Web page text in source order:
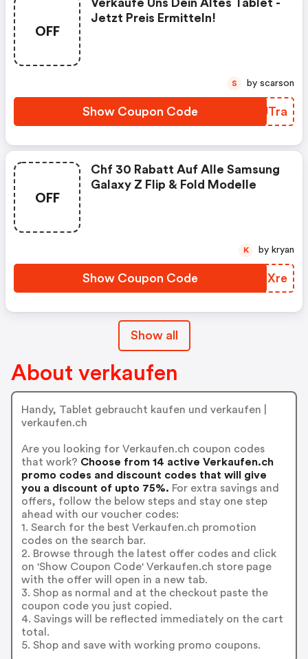
OFF
Verkaufe Uns Dein Altes Tablet -
Jetzt Preis Ermitteln!
Show Coupon Code UPJTra
S by scarson
OFF
Chf 30 Rabatt Auf Alle Samsung
Galaxy Z Flip & Fold Modelle
Show Coupon Code HYTXre
K by kryan
Show all
About verkaufen
Handy, Tablet gebraucht kaufen und verkaufen |
verkaufen.ch
Are you looking for Verkaufen.ch coupon codes
that work? Choose from 14 active Verkaufen.ch
promo codes and discount codes that will give
you a discount of upto 75%. For extra savings and
offers, follow the below steps and stay one step
ahead with our voucher codes:
1. Search for the best Verkaufen.ch promotion
codes on the search bar.
2. Browse through the latest offer codes and click
on 'Show Coupon Code' Verkaufen.ch store page
with the offer will open in a new tab.
3. Shop as normal and at the checkout paste the
coupon code you just copied.
4. Savings will be reflected immediately on the cart
total.
5. Shop and save with working promo coupons.